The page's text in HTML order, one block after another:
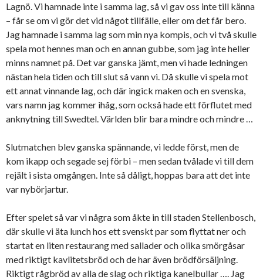
Lagnö. Vi hamnade inte i samma lag, så vi gav oss inte till känna
– får se om vi gör det vid något tillfälle, eller om det får bero.
Jag hamnade i samma lag som min nya kompis, och vi två skulle
spela mot hennes man och en annan gubbe, som jag inte heller
minns namnet på. Det var ganska jämt, men vi hade ledningen
nästan hela tiden och till slut så vann vi. Då skulle vi spela mot
ett annat vinnande lag, och där ingick maken och en svenska,
vars namn jag kommer ihåg, som också hade ett förflutet med
anknytning till Swedtel. Världen blir bara mindre och mindre …
Slutmatchen blev ganska spännande, vi ledde först, men de
kom ikapp och segade sej förbi – men sedan tvålade vi till dem
rejält i sista omgången. Inte så dåligt, hoppas bara att det inte
var nybörjartur.
Efter spelet så var vi några som åkte in till staden Stellenbosch,
där skulle vi äta lunch hos ett svenskt par som flyttat ner och
startat en liten restaurang med sallader och olika smörgåsar
med riktigt kavlitetsbröd och de har även brödförsäljning.
Riktigt rågbröd av alla de slag och riktiga kanelbullar …. Jag